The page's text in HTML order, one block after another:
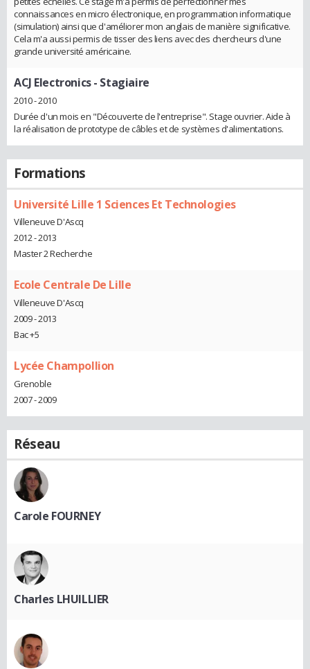
connaissances en micro électronique, en programmation informatique
(simulation) ainsi que d'améliorer mon anglais de manière significative.
Cela m'a aussi permis de tisser des liens avec des chercheurs d'une
grande université américaine.
ACJ Electronics- Stagiaire
2010 - 2010
Durée d'un mois en "Découverte de l'entreprise". Stage ouvrier. Aide à
la réalisation de prototype de câbles et de systèmes d'alimentations.
Formations
Université Lille 1 Sciences Et Technologies
Villeneuve D'Ascq
2012 - 2013
Master 2 Recherche
Ecole Centrale De Lille
Villeneuve D'Ascq
2009 - 2013
Bac +5
Lycée Champollion
Grenoble
2007 - 2009
Réseau
Carole FOURNEY
Charles LHUILLIER